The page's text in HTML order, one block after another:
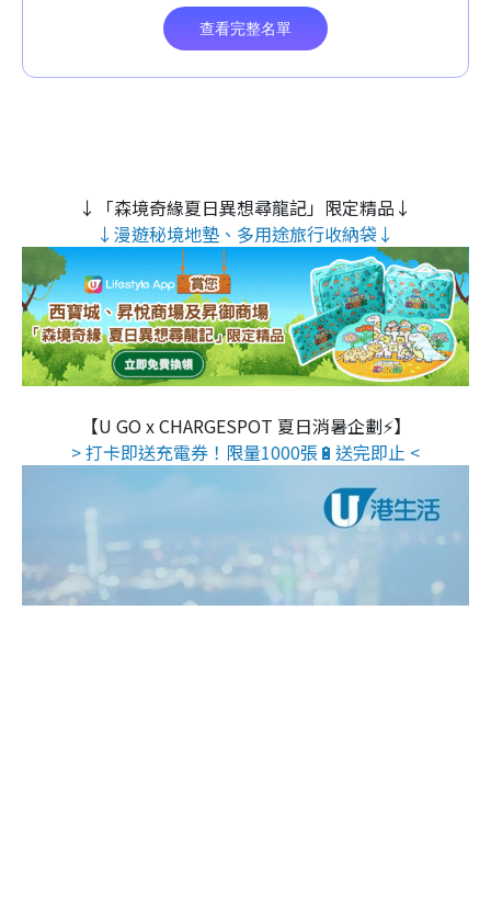
↓「森境奇緣夏日異想尋龍記」限定精品↓
↓漫遊秘境地墊、多用途旅行收納袋↓
【U GO x CHARGESPOT 夏日消暑企劃⚡】
> 打卡即送充電券！限量1000張🔋送完即止 <